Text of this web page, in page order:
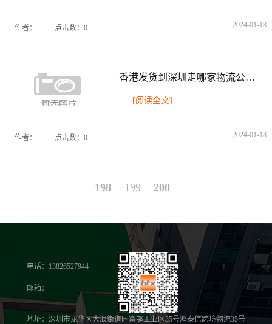
作者： 点击数：0 2024-01-18
香港发货到深圳走哪家物流公司好
[阅读全文]
作者： 点击数：0 2024-01-18
198 199 200
电话：13826527944
邮箱：
地址：深圳市龙华区大浪街道同富邨工业区35号鸿泰信跨境物流35号